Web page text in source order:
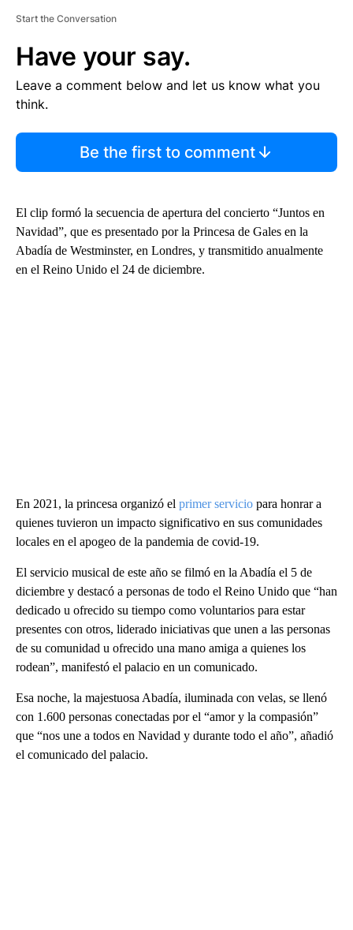
Start the Conversation
Have your say.
Leave a comment below and let us know what you
think.
Be the first to comment
El clip formó la secuencia de apertura del concierto “Juntos en
Navidad”, que es presentado por la Princesa de Gales en la
Abadía de Westminster, en Londres, y transmitido anualmente
en el Reino Unido el 24 de diciembre.
En 2021, la princesa organizó el primer servicio para honrar a
quienes tuvieron un impacto significativo en sus comunidades
locales en el apogeo de la pandemia de covid-19.
El servicio musical de este año se filmó en la Abadía el 5 de
diciembre y destacó a personas de todo el Reino Unido que “han
dedicado u ofrecido su tiempo como voluntarios para estar
presentes con otros, liderado iniciativas que unen a las personas
de su comunidad u ofrecido una mano amiga a quienes los
rodean”, manifestó el palacio en un comunicado.
Esa noche, la majestuosa Abadía, iluminada con velas, se llenó
con 1.600 personas conectadas por el “amor y la compasión”
que “nos une a todos en Navidad y durante todo el año”, añadió
el comunicado del palacio.